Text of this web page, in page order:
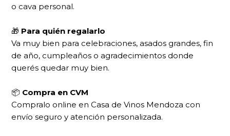
o cava personal.
🎁 Para quién regalarlo
Va muy bien para celebraciones, asados grandes, fin
de año, cumpleaños o agradecimientos donde
querés quedar muy bien.
📦 Compra en CVM
Compralo online en Casa de Vinos Mendoza con
envío seguro y atención personalizada.